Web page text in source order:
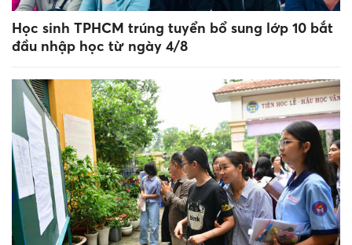
Học sinh TPHCM trúng tuyển bổ sung lớp 10 bắt
đầu nhập học từ ngày 4/8